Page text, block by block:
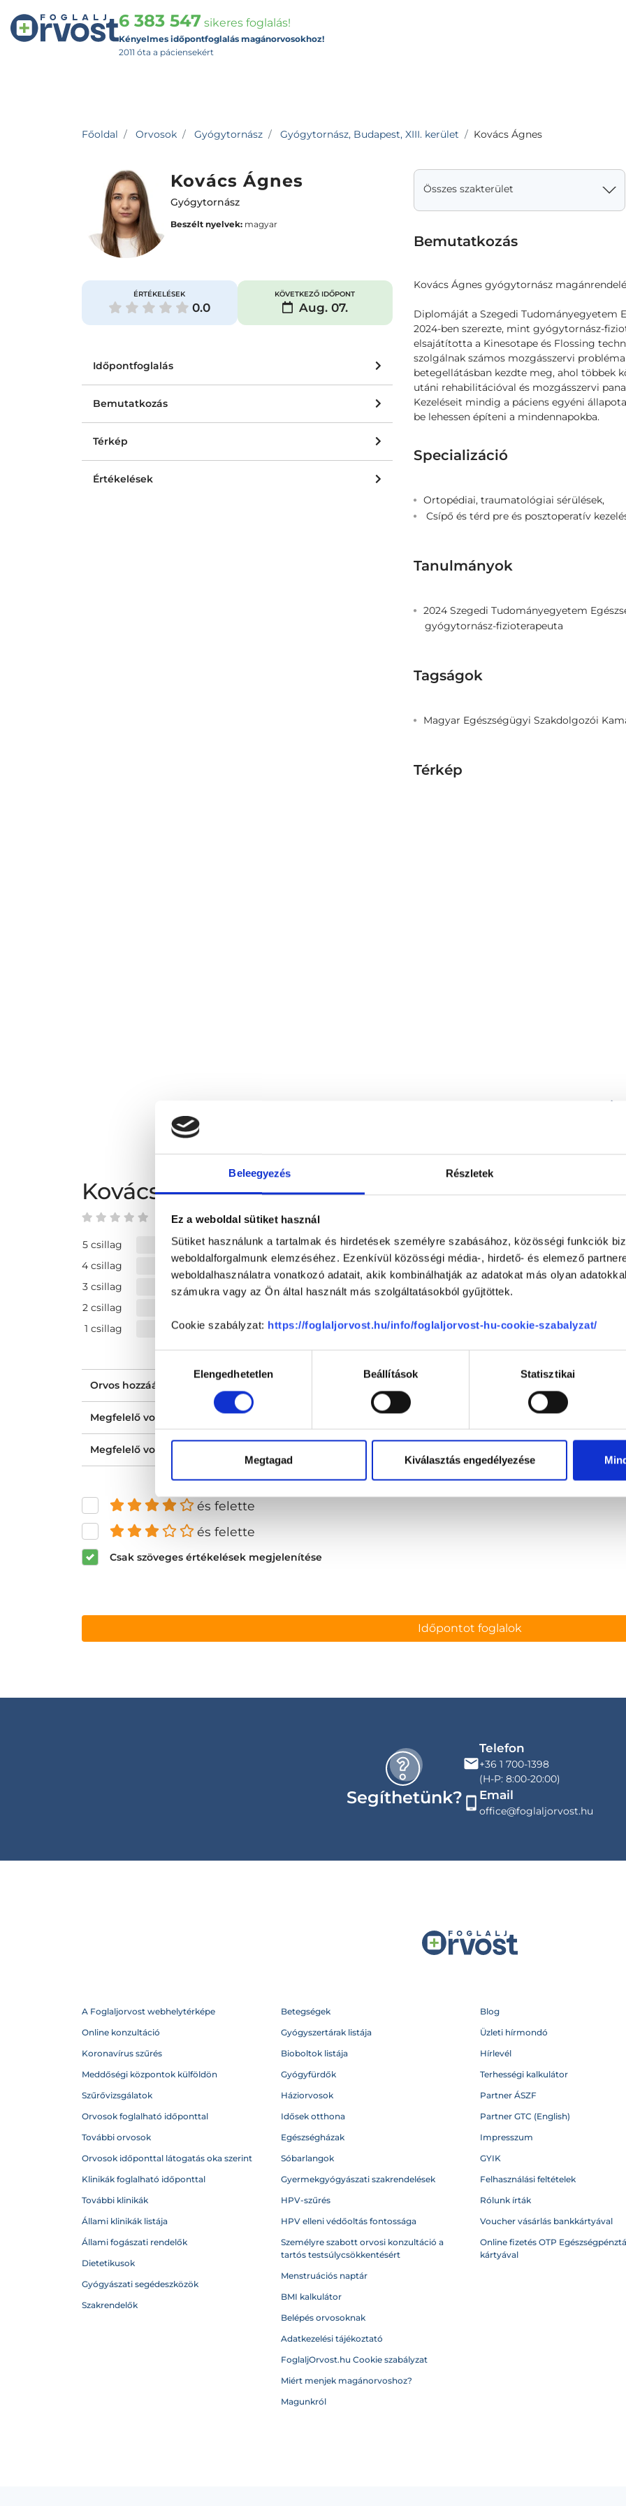
Beleegyezés Részletek
Ez a weboldal sütiket használ
Sütiket használunk a tartalmak és hirdetések személyre szabásához, közösségi funkciók
weboldalforgalmunk elemzéséhez. Ezenkívül közösségi média-, hirdető- és elemező
weboldalhasználatra vonatkozó adatait, akik kombinálhatják az adatokat más olyan
számukra vagy az Ön által használt más szolgáltatásokból gyűjtöttek.
Cookie szabályzat: https://foglaljorvost.hu/info/foglaljorvost-hu-cookie-szabalyzat/
kiválasztásaElengedhetetlen Beállítások Statisztikai
Megtagad Kiválasztás engedélyezése
6 383 547 sikeres foglalás!
Kényelmes időpontfoglalás magánorvosokhoz!
2011 óta a páciensekért
Főoldal Orvosok Gyógytornász Gyógytornász, Budapest, XIII. kerület Kovács Ágnes
Kovács Ágnes
Gyógytornász
Beszélt nyelvek: magyar
ÉRTÉKELÉSEK
0.0
KÖVETKEZŐ IDŐPONT
Aug. 07.
Időpontfoglalás
Bemutatkozás
Térkép
Értékelések
Összes szakterület
Bemutatkozás
Kovács Ágnes gyógytornász
Diplomáját a Szegedi Tudományegyetem
2024-ben szerezte, mint gyógytornász-
elsajátította a Kinesotape és Flossing
szolgálnak számos mozgásszervi
betegellátásban kezdte meg, ahol
utáni rehabilitációval és mozgásszervi
Kezeléseit mindig a páciens egyéni
be lehessen építeni a mindennapokba.
Specializáció
Ortopédiai, traumatológiai sérülések,
Csípő és térd pre és posztoperatív
Tanulmányok
2024 Szegedi Tudományegyetem
gyógytornász-fizioterapeuta
Tagságok
Magyar Egészségügyi Szakdolgozói
Térkép
1112 Budapest, XI. kerület,Koszorúslány
Kovács Ágnes vélemények
0 az 5-ből
5 csillag
0 %
4 csillag
0 %
3 csillag
0 %
2 csillag
1 csillag
0 %
Orvos hozzáállása, figyelmessége, kedvessége
Megfelelő volt a tájékoztatásod? -
Megfelelő volt az ellátásod?
és felette
és felette
Csak szöveges értékelések megjelenítése
Időpontot foglalok
Segíthetünk?
Telefon
+36 1 700-1398
(H-P: 8:00-20:00)
Email
office@foglaljorvost.hu
A Foglaljorvost webhelytérképe
Online konzultáció
Koronavírus szűrés
Meddőségi központok külföldön
Szűrővizsgálatok
Orvosok foglalható időponttal
További orvosok
Orvosok időponttal látogatás oka szerint
Klinikák foglalható időponttal
További klinikák
Állami klinikák listája
Állami fogászati rendelők
Dietetikusok
Gyógyászati segédeszközök
Szakrendelők
Betegségek
Gyógyszertárak listája
Bioboltok listája
Gyógyfürdők
Háziorvosok
Idősek otthona
Egészségházak
Sóbarlangok
Gyermekgyógyászati szakrendelések
HPV-szűrés
HPV elleni védőoltás fontossága
Személyre szabott orvosi konzultáció a
tartós testsúlycsökkentésért
Menstruációs naptár
BMI kalkulátor
Belépés orvosoknak
Adatkezelési tájékoztató
FoglaljOrvost.hu Cookie szabályzat
Miért menjek magánorvoshoz?
Magunkról
Blog
Üzleti hírmondó
Hírlevél
Terhességi kalkulátor
Partner ÁSZF
Partner GTC (English)
Impresszum
GYIK
Felhasználási feltételek
Rólunk írták
Voucher vásárlás bankkártyával
Online fizetés OTP
kártyával